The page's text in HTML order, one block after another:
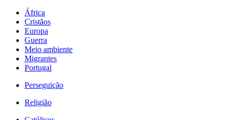
África
Cristãos
Europa
Guerra
Meio ambiente
Migrantes
Portugal
Perseguição
Religião